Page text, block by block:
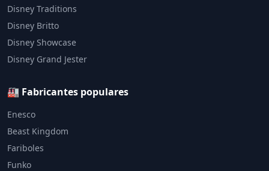
Disney Traditions
Disney Britto
Disney Showcase
Disney Grand Jester
🏭 Fabricantes populares
Enesco
Beast Kingdom
Fariboles
Funko